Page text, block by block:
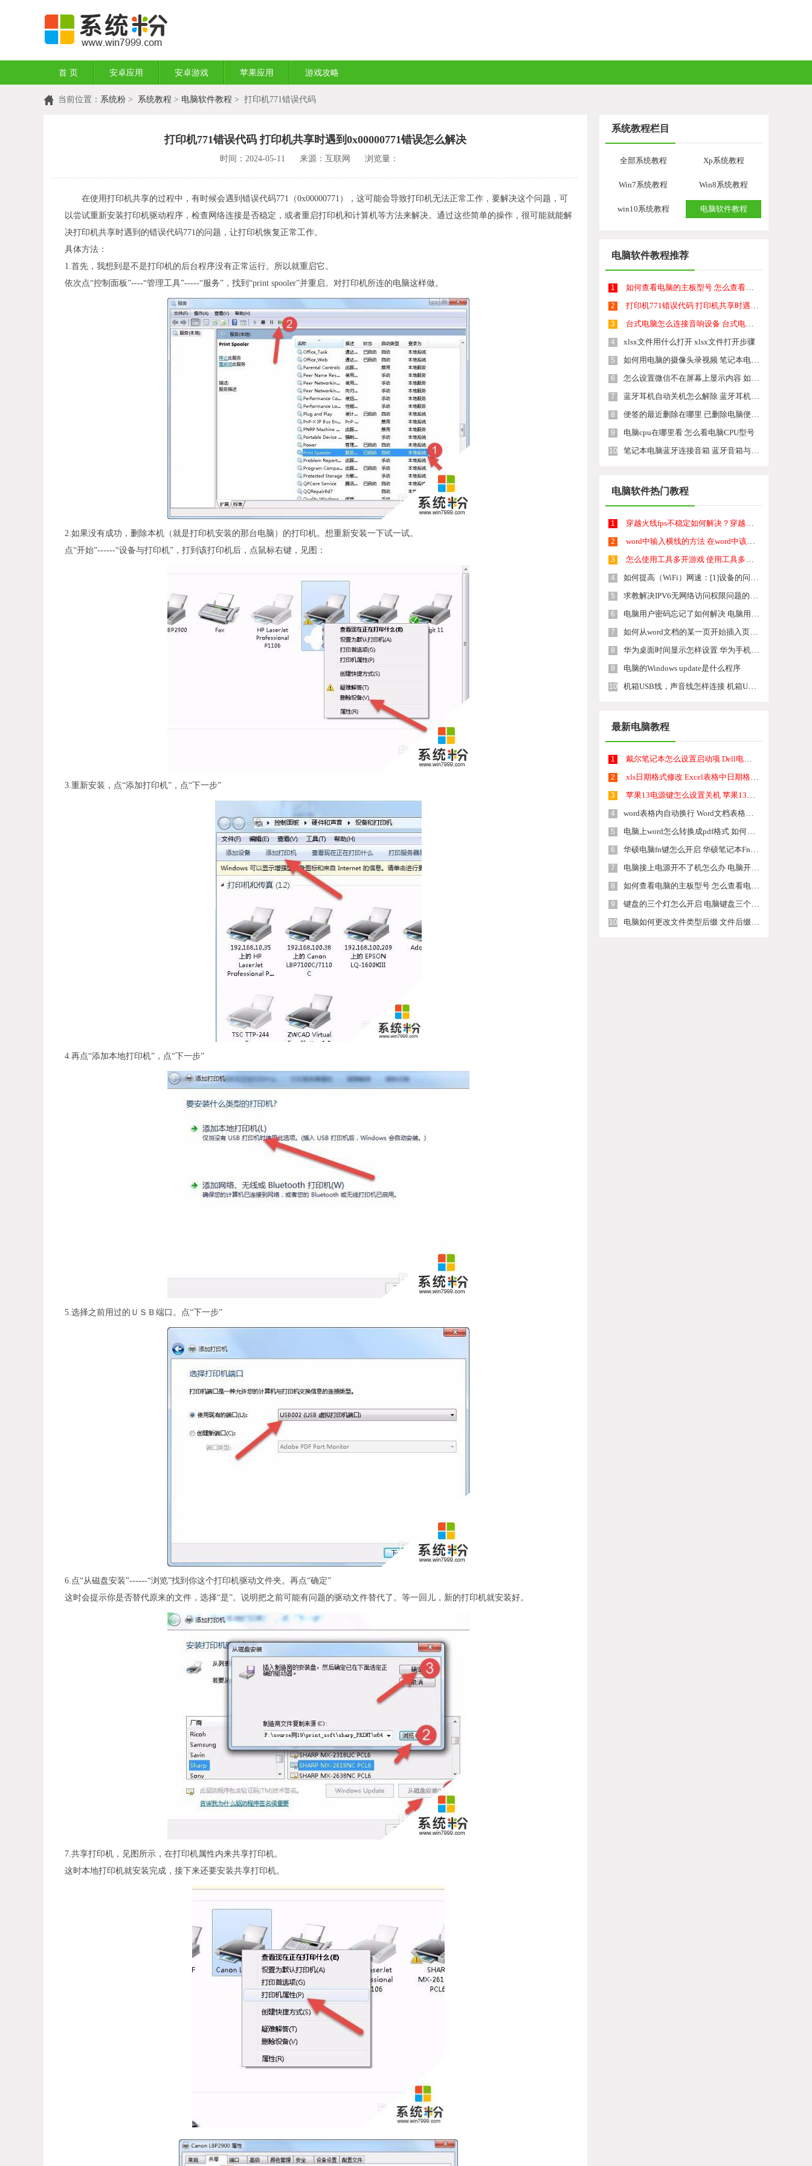
首 页 安卓应用 安卓游戏 苹果应用 游戏攻略
当前位置： 系统粉 > 系统教程 > 电脑软件教程 > 打印机771错误代码
打印机771错误代码 打印机共享时遇到0x00000771错误怎么解决
时间：2024-05-11 来源：互联网 浏览量：
在使用打印机共享的过程中，有时候会遇到错误代码771（0x00000771），这可能会导致打印机无法正常工作，要解决这个问题，可
以尝试重新安装打印机驱动程序，检查网络连接是否稳定，或者重启打印机和计算机等方法来解决。通过这些简单的操作，很可能就能解
决打印机共享时遇到的错误代码771的问题，让打印机恢复正常工作。
具体方法：
1.首先，我想到是不是打印机的后台程序没有正常运行。所以就重启它。
依次点“控制面板”----“管理工具”-----“服务”，找到“print spooler”并重启。对打印机所连的电脑这样做。
2.如果没有成功，删除本机（就是打印机安装的那台电脑）的打印机。想重新安装一下试一试。
点“开始”------“设备与打印机”，打到该打印机后，点鼠标右键，见图：
3.重新安装，点“添加打印机”，点“下一步”
4.再点“添加本地打印机”，点“下一步”
5.选择之前用过的ＵＳＢ端口。点“下一步”
6.点“从磁盘安装”------“浏览”找到你这个打印机驱动文件夹。再点“确定”
这时会提示你是否替代原来的文件，选择“是”。说明把之前可能有问题的驱动文件替代了。等一回儿，新的打印机就安装好。
7.共享打印机，见图所示，在打印机属性内来共享打印机。
这时本地打印机就安装完成，接下来还要安装共享打印机。
系统教程栏目
全部系统教程 Xp系统教程
Win7系统教程 Win8系统教程
win10系统教程 电脑软件教程
电脑软件教程推荐
1 如何查看电脑的主板型号 怎么查看电脑主板型号和规格
2 打印机771错误代码 打印机共享时遇到0x00000771错误怎么解决
3 台式电脑怎么连接音响设备 台式电脑音响线连接方法
4 xlsx文件用什么打开 xlsx文件打开步骤
5 如何用电脑的摄像头录视频 笔记本电脑摄像头录像设置方法
6 怎么设置微信不在屏幕上显示内容 如何让微信锁屏不显示消息内容
7 蓝牙耳机自动关机怎么解除 蓝牙耳机自动休眠怎么解除
8 便签的最近删除在哪里 已删除电脑便签恢复
9 电脑cpu在哪里看 怎么看电脑CPU型号
10 笔记本电脑蓝牙连接音箱 蓝牙音箱与电脑连接教程
电脑软件热门教程
1 穿越火线fps不稳定如何解决？穿越火线fps不稳定的解决方法。
2 word中输入横线的方法 在word中该如何来输入横线
3 怎么使用工具多开游戏 使用工具多开游戏的方法
4 如何提高（WiFi）网速：[1]设备的问题 提高（WiFi）网速：[1]设备的问题的方法有哪些
5 求教解决IPV6无网络访问权限问题的方法
6 电脑用户密码忘记了如何解决 电脑用户密码忘记了的解决方法
7 如何从word文档的某一页开始插入页码1、2... 从word文档的某一页开始插入页码1、2...的方法
8 华为桌面时间显示怎样设置 华为手机桌面时间设置方法
9 电脑的Windows update是什么程序
10 机箱USB线，声音线怎样连接 机箱USB线，声音线连接的方法有哪些
最新电脑教程
1 戴尔笔记本怎么设置启动项 Dell电脑如何在Bios中设置启动项
2 xls日期格式修改 Excel表格中日期格式修改教程
3 苹果13电源键怎么设置关机 苹果13电源键关机步骤
4 word表格内自动换行 Word文档表格单元格自动换行设置方法
5 电脑上word怎么转换成pdf格式 如何免费将Word文档转换成PDF
6 华硕电脑fn键怎么开启 华硕笔记本Fn键关闭方法
7 电脑接上电源开不了机怎么办 电脑开不了机怎么办
8 如何查看电脑的主板型号 怎么查看电脑主板型号和规格
9 键盘的三个灯怎么开启 电脑键盘三个灯怎么打开
10 电脑如何更改文件类型后缀 文件后缀名修改步骤